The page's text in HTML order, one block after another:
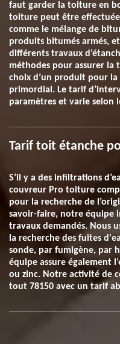
faut garder la toiture en
toiture peut être effectuée
comme le mélange de
produits bitumés armés,
différents travaux
méthodes pour assurer la
choix d’un produit pour
primordial. Le tarif
paramètres et varie selon
Tarif toit étanche
S’il y a des infiltrations
couvreur Pro toiture
pour la recherche de
savoir-faire, notre équipe
travaux demandés. Nous
la recherche des fuites
sonde, par fumigène, par
équipe assure également
ou zinc. Notre activité de
tout 78150 avec un tarif